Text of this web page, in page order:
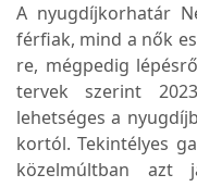
A nyugdíjkorhatár
férfiak, mind a nők
re, mégpedig
tervek szerint
lehetséges a
kortól. Tekintélyes
közelmúltban azt